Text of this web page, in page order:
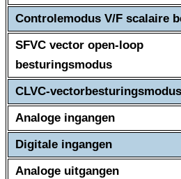
Controlemodus V/F scalaire
SFVC vector open-loop
besturingsmodus
CLVC-vectorbesturingsmodus
Analoge ingangen
Digitale ingangen
Analoge uitgangen